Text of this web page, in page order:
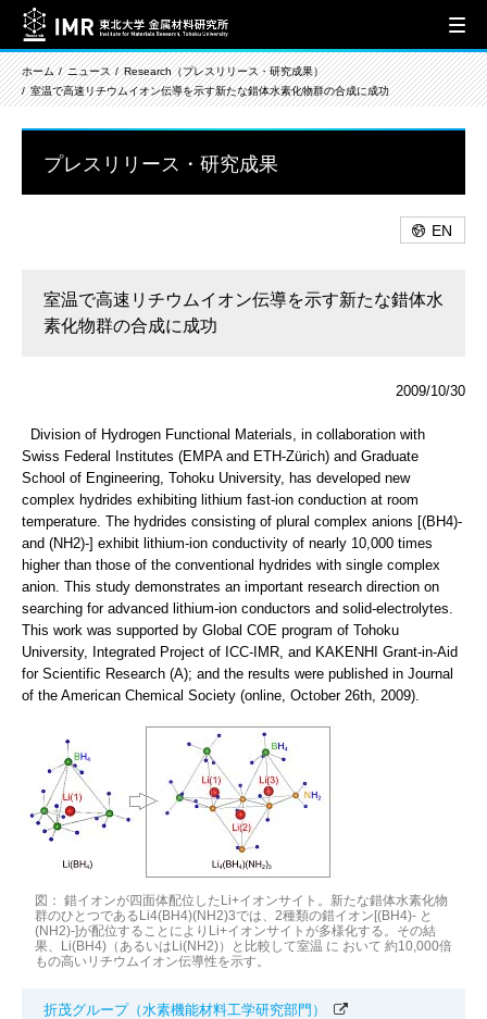
ホーム ニュース
Research（プレスリリース・研究成果）
室温で高速リチウムイオン伝導を示す新たな錯体水素化物群の合成に成功
プレスリリース・研究成果
EN
室温で高速リチウムイオン伝導を示す新たな錯体水
素化物群の合成に成功
2009/10/30
Division of Hydrogen Functional Materials, in collaboration with
Swiss Federal Institutes (EMPA and ETH-Zürich) and Graduate
School of Engineering, Tohoku University, has developed new
complex hydrides exhibiting lithium fast-ion conduction at room
temperature. The hydrides consisting of plural complex anions [(BH4)-
and (NH2)-] exhibit lithium-ion conductivity of nearly 10,000 times
higher than those of the conventional hydrides with single complex
anion. This study demonstrates an important research direction on
searching for advanced lithium-ion conductors and solid-electrolytes.
This work was supported by Global COE program of Tohoku
University, Integrated Project of ICC-IMR, and KAKENHI Grant-in-Aid
for Scientific Research (A); and the results were published in Journal
of the American Chemical Society (online, October 26th, 2009).
図： 錯イオンが四面体配位したLi+イオンサイト。新たな錯体水素化物
群のひとつであるLi4(BH4)(NH2)3では、2種類の錯イオン[(BH4)- と
(NH2)-]が配位することによりLi+イオンサイトが多様化する。その結
果、Li(BH4)（あるいはLi(NH2)）と比較して室温 に おいて 約10,000倍
もの高いリチウムイオン伝導性を示す。
折茂グループ（水素機能材料工学研究部門）